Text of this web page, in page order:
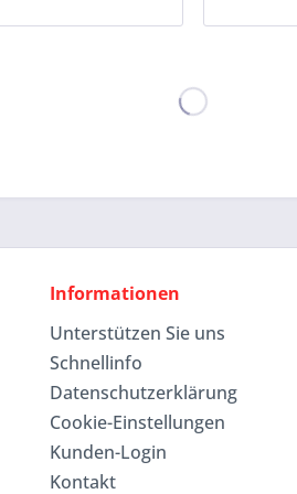
Informationen
Unterstützen Sie uns
Schnellinfo
Datenschutzerklärung
Cookie-Einstellungen
Kunden-Login
Kontakt